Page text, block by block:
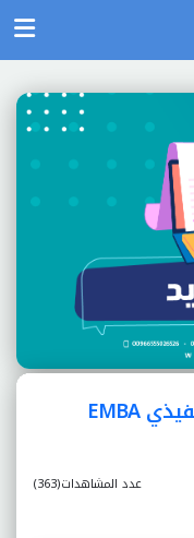
برنامج ماجستير إدارة الأعمال التنفيذي EMBA
عدد المشاهدات(363)